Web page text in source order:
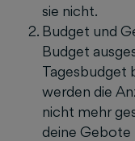
sie nicht.
Budget und
Budget
Tagesbudget
werden die
nicht mehr
deine Gebote